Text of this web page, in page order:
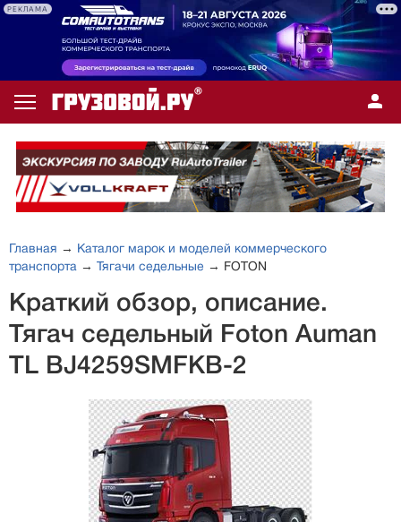
РЕКЛАМА
Главная → Каталог марок и моделей коммерческого
транспорта → Тягачи седельные → FOTON
Краткий обзор, описание.
Тягач седельный Foton Auman
TL BJ4259SMFKB-2